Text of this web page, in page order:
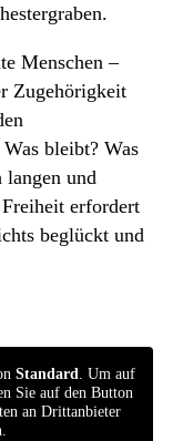
Menschen –
Zugehörigkeit
bleibt? Was
und
erfordert
beglückt und
Standard. Um auf
Sie auf den Button
an Drittanbieter